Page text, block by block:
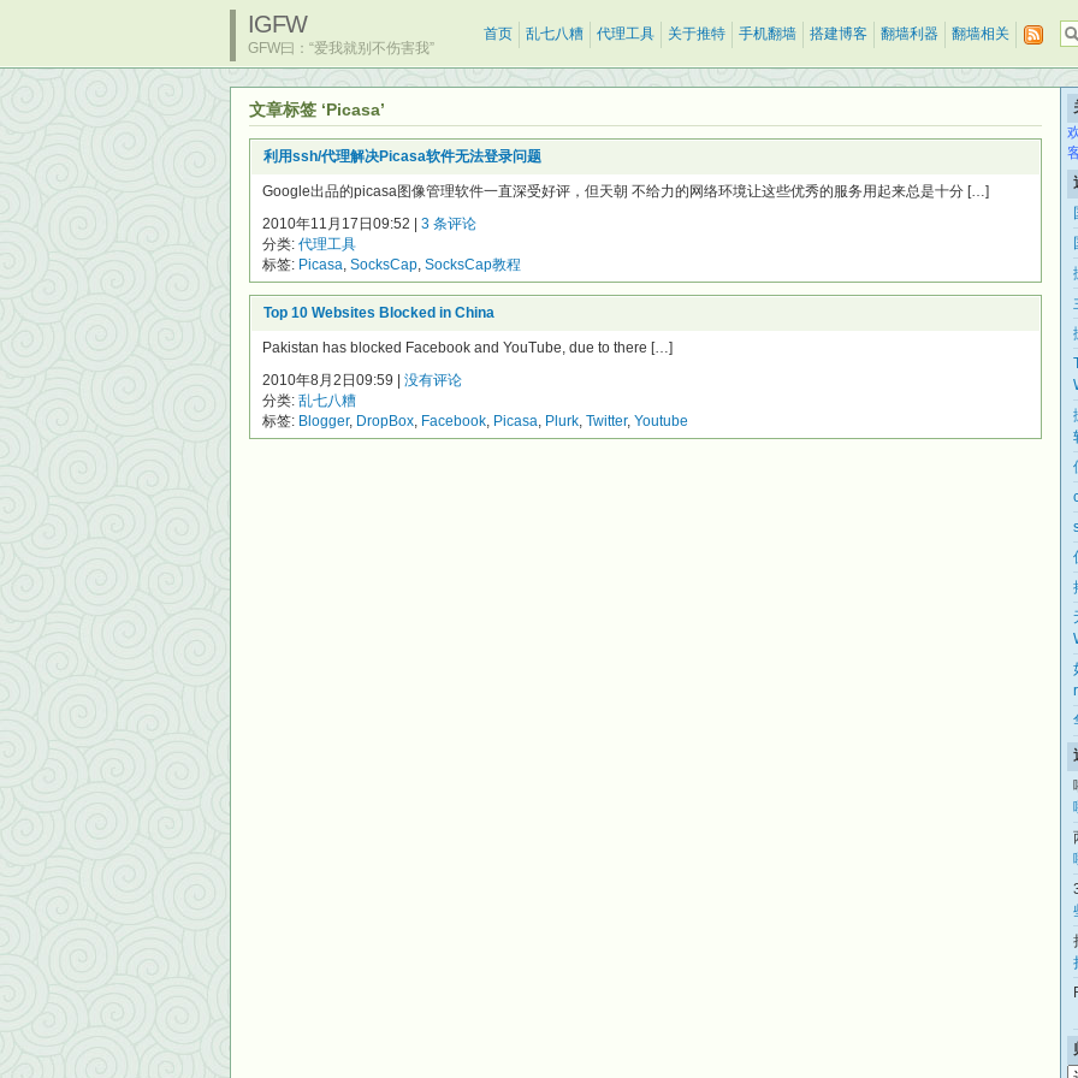
IGFW
GFW曰：“爱我就别不伤害我”
首页 乱七八糟 代理工具 关于推特 手机翻墙 搭建博客 翻墙利器 翻墙相关
文章标签 ‘Picasa’
利用ssh/代理解决Picasa软件无法登录问题
Google出品的picasa图像管理软件一直深受好评，但天朝 不给力的网络环境让这些优秀的服务用起来总是十分 […]
2010年11月17日09:52 | 3 条评论
分类: 代理工具
标签: Picasa, SocksCap, SocksCap教程
Top 10 Websites Blocked in China
Pakistan has blocked Facebook and YouTube, due to there […]
2010年8月2日09:59 | 没有评论
分类: 乱七八糟
标签: Blogger, DropBox, Facebook, Picasa, Plurk, Twitter, Youtube